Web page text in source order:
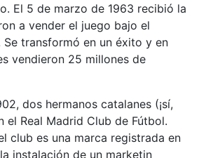
El 5 de marzo de 1963 recibió la
a vender el juego bajo el
transformó en un éxito y en
vendieron 25 millones de
dos hermanos catalanes (¡sí,
el Real Madrid Club de Fútbol.
club es una marca registrada en
instalación de un marketin